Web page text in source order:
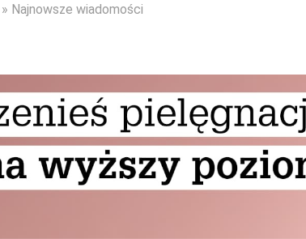
Najnowsze wiadomości